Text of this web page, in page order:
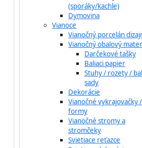
(sporáky/kachle)
Dymovina
Vianoce
Vianočný porcelán
Vianočný obalový
Darčekové tašky
Baliaci papier
Stuhy / rozety /
sady
Dekorácie
Vianočné vykrajovačky /
formy
Vianočné stromy a
stromčeky
Svietiace reťazce